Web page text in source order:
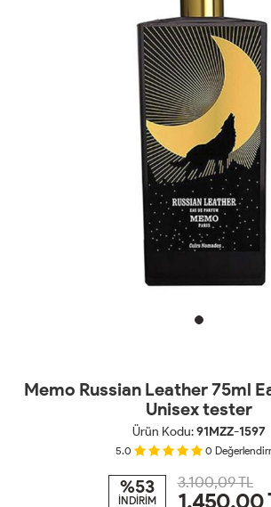
Memo Russian Leather 75ml
Unisex tester
Ürün Kodu:91MZZ-1597
5.0 0
%53
İNDİRİM
3.100,09 TL
1.450,00